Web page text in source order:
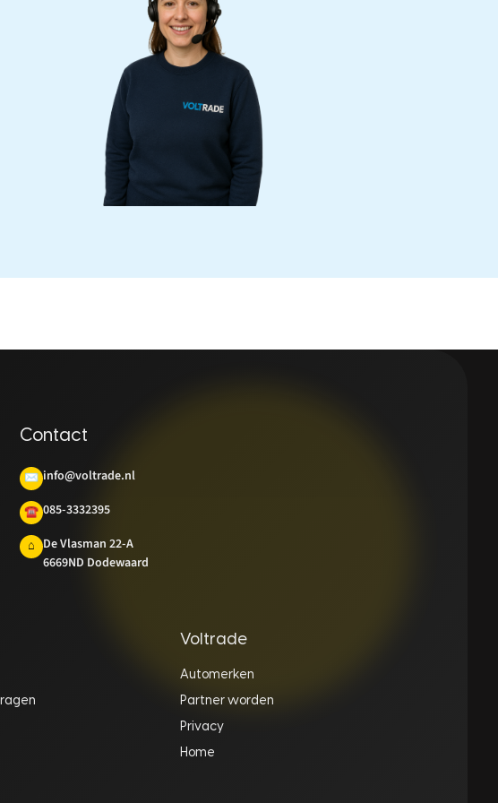
Contact
✉ info@voltrade.nl
☎ 085-3332395
⌂
De Vlasman 22-A
6669ND Dodewaard
Voltrade
Automerken
Partner worden
Privacy
Home